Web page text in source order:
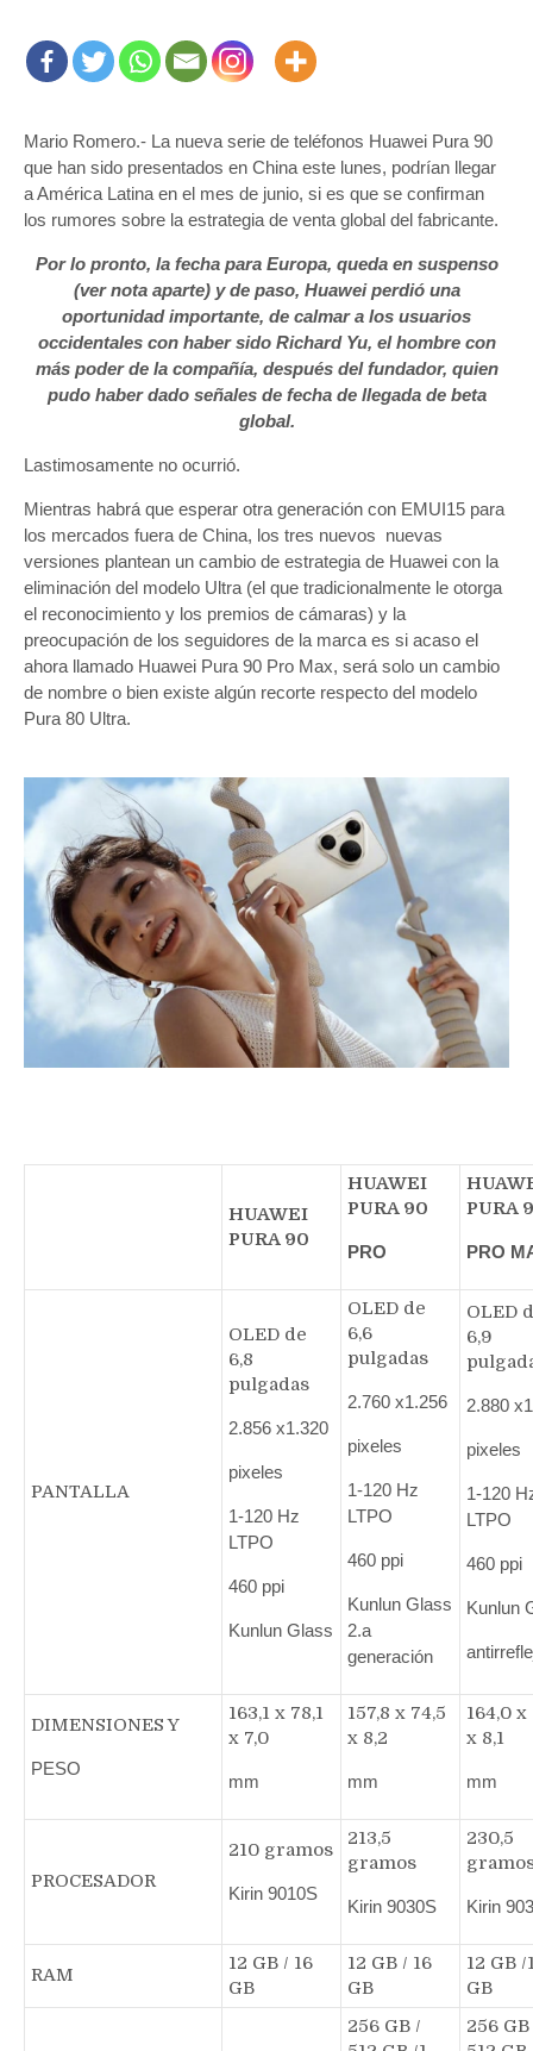
Mario Romero.- La nueva serie de teléfonos Huawei Pura 90
que han sido presentados en China este lunes, podrían llegar
a América Latina en el mes de junio, si es que se confirman
los rumores sobre la estrategia de venta global del fabricante.
Por lo pronto, la fecha para Europa, queda en suspenso
(ver nota aparte) y de paso, Huawei perdió una
oportunidad importante, de calmar a los usuarios
occidentales con haber sido Richard Yu, el hombre con
más poder de la compañía, después del fundador, quien
pudo haber dado señales de fecha de llegada de beta
global.
Lastimosamente no ocurrió.
Mientras habrá que esperar otra generación con EMUI15 para
los mercados fuera de China, los tres nuevos nuevas
versiones plantean un cambio de estrategia de Huawei con la
eliminación del modelo Ultra (el que tradicionalmente le otorga
el reconocimiento y los premios de cámaras) y la
preocupación de los seguidores de la marca es si acaso el
ahora llamado Huawei Pura 90 Pro Max, será solo un cambio
de nombre o bien existe algún recorte respecto del modelo
Pura 80 Ultra.
HUAWEI
PURA 90
HUAWEI
PURA 90
PRO
PURA
PRO
PANTALLA
OLED de
6,8
pulgadas
2.856 x1.320
pixeles
1-120 Hz
LTPO
460 ppi
Kunlun Glass
OLED de
6,6
pulgadas
2.760 x1.256
pixeles
1-120 Hz
LTPO
460 ppi
Kunlun Glass
2.a
generación
OLED
6,9
2.880
pixeles
1-120
LTPO
460 ppi
Kunlun
DIMENSIONES Y
PESO
163,1 x 78,1
x 7,0
mm
157,8 x 74,5
x 8,2
mm
164,0 x
x 8,1
mm
PROCESADOR
210 gramos
Kirin 9010S
213,5
gramos
Kirin 9030S
230,5
Kirin
RAM
12 GB / 16
GB
12 GB / 16
GB
12 GB /
GB
256 GB /
256